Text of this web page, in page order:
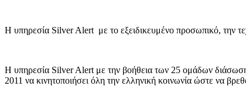
Η υπηρεσία Silver Alert με το εξειδικευμένο προσωπικό, την
Η υπηρεσία Silver Alert με την βοήθεια των 25 ομάδων
2011 να κινητοποιήσει όλη την ελληνική κοινωνία ώστε να